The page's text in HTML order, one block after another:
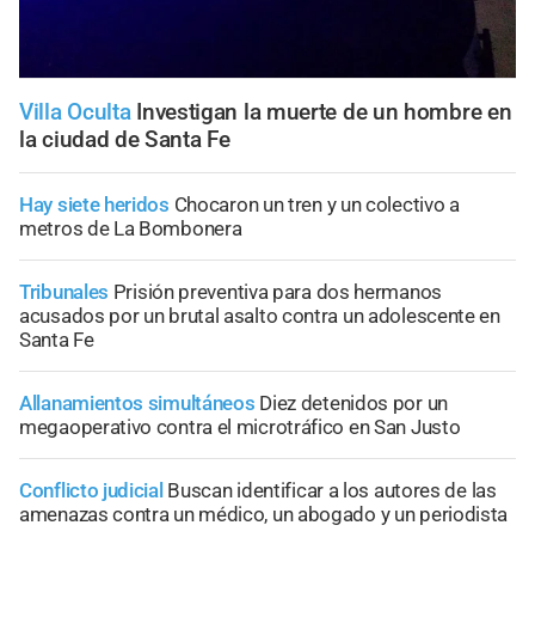
Villa Oculta Investigan la muerte de un hombre en
la ciudad de Santa Fe
Hay siete heridos Chocaron un tren y un colectivo a
metros de La Bombonera
Tribunales Prisión preventiva para dos hermanos
acusados por un brutal asalto contra un adolescente en
Santa Fe
Allanamientos simultáneos Diez detenidos por un
megaoperativo contra el microtráfico en San Justo
Conflicto judicial Buscan identificar a los autores de las
amenazas contra un médico, un abogado y un periodista